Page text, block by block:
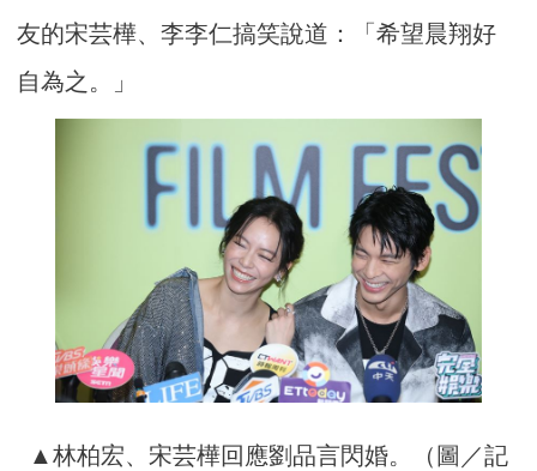
友的宋芸樺、李李仁搞笑說道：「希望晨翔好
自為之。」
▲林柏宏、宋芸樺回應劉品言閃婚。（圖／記